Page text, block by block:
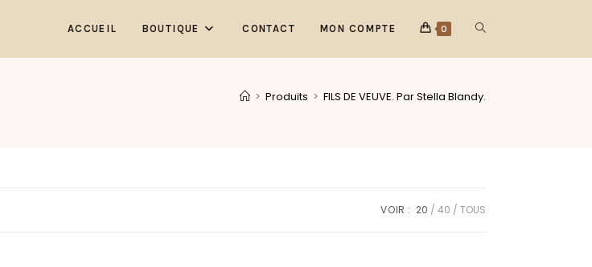
ACCUEIL BOUTIQUE CONTACT MON COMPTE 0
> Produits > FILS DE VEUVE. Par Stella Blandy.
VOIR : 20 40 TOUS